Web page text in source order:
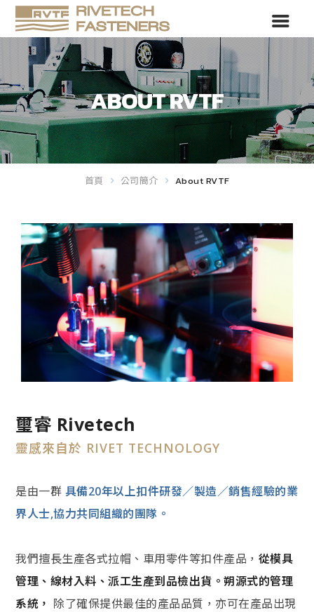
ABOUT RVTF
首頁 公司簡介 About RVTF
璽睿 Rivetech
靈感來自於 RIVET TECHNOLOGY
是由一群 具備20年以上扣件研發／製造／銷售經驗的業
界人士,協力共同組織的團隊。
我們擅長生產各式拉帽、車用零件等扣件產品， 從模具
管理、線材入料、派工生產到品檢出貨。朔源式的管理
系統， 除了確保提供最佳的產品品質，亦可在產品出現